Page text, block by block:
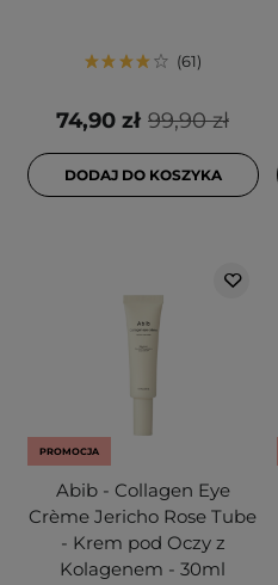
61
99,90 zł
74,90 zł
DODAJ DO KOSZYKA
PROMOCJA
Abib - Collagen Eye
Crème Jericho Rose Tube
- Krem pod Oczy z
Kolagenem - 30ml